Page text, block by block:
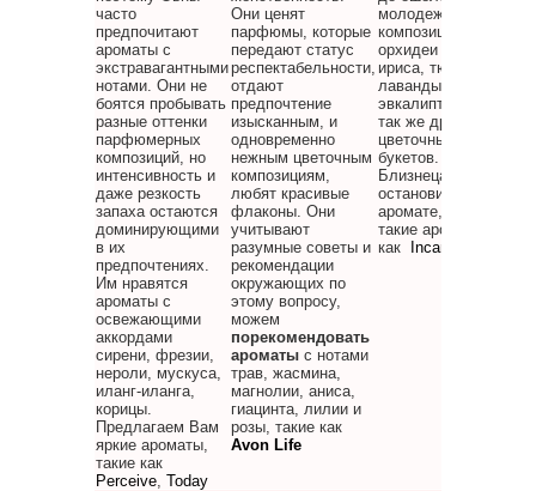
часто
предпочитают
ароматы с
экстравагантными
нотами. Они не
боятся пробывать
разные оттенки
парфюмерных
композиций, но
интенсивность и
даже резкость
запаха остаются
доминирующими
в их
предпочтениях.
Им нравятся
ароматы с
освежающими
аккордами
сирени, фрезии,
нероли, мускуса,
иланг-иланга,
корицы.
Предлагаем Вам
яркие ароматы,
такие как
Perceive, Today
Они ценят
парфюмы, которые
передают статус
респектабельности,
отдают
предпочтение
изысканным, и
одновременно
нежным цветочным
композициям,
любят красивые
флаконы. Они
учитывают
разумные советы и
рекомендации
окружающих по
этому вопросу,
можем
порекомендовать
ароматы с нотами
трав, жасмина,
магнолии, аниса,
гиацинта, лилии и
розы, такие как
Avon Life
молодежных
композиций с нотами
орхидеи или пиона,
ириса, тюльпана,
лаванды, сандала,
эвкалипта, ветивера,
так же других
цветочных и
букетов. Поскольку
Близнецам трудно
остановится на
аромате, предлагаем
такие ароматы
как
Incandessence